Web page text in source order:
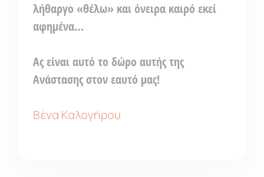
λήθαργο «θέλω» και όνειρα καιρό εκεί
αφημένα…
Ας είναι αυτό το δώρο αυτής της
Ανάστασης στον εαυτό μας!
Βένα Καλογήρου